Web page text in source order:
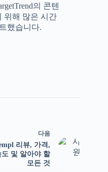
의 콘텐
위해 많은 시간
했습니다.
다음
리뷰, 가격,
도 및 알아야 할
모든 것